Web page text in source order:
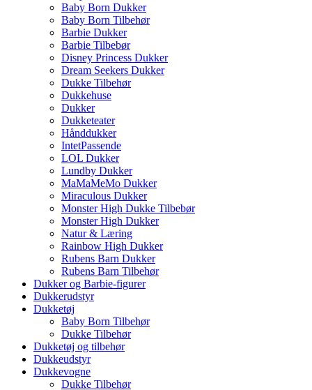
Baby Born Dukker
Baby Born Tilbehør
Barbie Dukker
Barbie Tilbebør
Disney Princess Dukker
Dream Seekers Dukker
Dukke Tilbehør
Dukkehuse
Dukker
Dukketeater
Hånddukker
IntetPassende
LOL Dukker
Lundby Dukker
MaMaMeMo Dukker
Miraculous Dukker
Monster High Dukke Tilbebør
Monster High Dukker
Natur & Læring
Rainbow High Dukker
Rubens Barn Dukker
Rubens Barn Tilbehør
Dukker og Barbie-figurer
Dukkerudstyr
Dukketøj
Baby Born Tilbehør
Dukke Tilbehør
Dukketøj og tilbehør
Dukkeudstyr
Dukkevogne
Dukke Tilbehør